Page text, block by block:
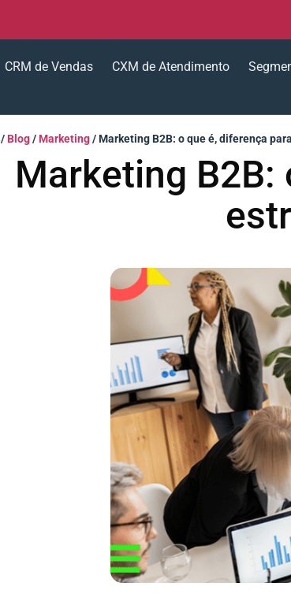
CRM de Vendas CXM de Atendimento
/ Blog/ Marketing/Marketing B2B: o que é, diferença
Marketing B2B: